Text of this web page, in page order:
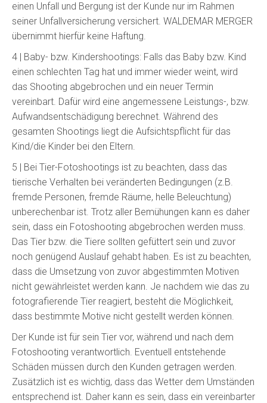
einen Unfall und Bergung ist der Kunde nur im Rahmen
seiner Unfallversicherung versichert. WALDEMAR MERGER
übernimmt hierfür keine Haftung.
4 | Baby- bzw. Kindershootings: Falls das Baby bzw. Kind
einen schlechten Tag hat und immer wieder weint, wird
das Shooting abgebrochen und ein neuer Termin
vereinbart. Dafür wird eine angemessene Leistungs-, bzw.
Aufwandsentschädigung berechnet. Während des
gesamten Shootings liegt die Aufsichtspflicht für das
Kind/die Kinder bei den Eltern.
5 | Bei Tier-Fotoshootings ist zu beachten, dass das
tierische Verhalten bei veränderten Bedingungen (z.B.
fremde Personen, fremde Räume, helle Beleuchtung)
unberechenbar ist. Trotz aller Bemühungen kann es daher
sein, dass ein Fotoshooting abgebrochen werden muss.
Das Tier bzw. die Tiere sollten gefüttert sein und zuvor
noch genügend Auslauf gehabt haben. Es ist zu beachten,
dass die Umsetzung von zuvor abgestimmten Motiven
nicht gewährleistet werden kann. Je nachdem wie das zu
fotografierende Tier reagiert, besteht die Möglichkeit,
dass bestimmte Motive nicht gestellt werden können.
Der Kunde ist für sein Tier vor, während und nach dem
Fotoshooting verantwortlich. Eventuell entstehende
Schäden müssen durch den Kunden getragen werden.
Zusätzlich ist es wichtig, dass das Wetter dem Umständen
entsprechend ist. Daher kann es sein, dass ein vereinbarter